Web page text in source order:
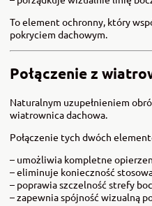
To element ochronny, który
pokryciem dachowym.
Połączenie z
Naturalnym uzupełnieniem
wiatrownica dachowa.
Połączenie tych dwóch
– umożliwia kompletne
– eliminuje konieczność
– poprawia szczelność strefy
– zapewnia spójność wizualną